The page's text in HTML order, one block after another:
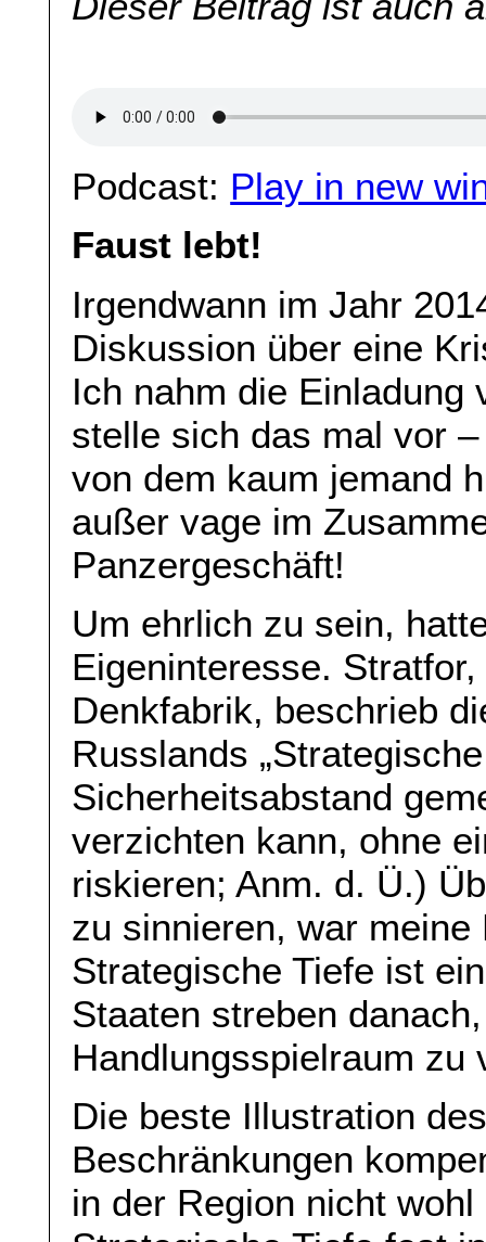
Podcast: Play in new
Faust lebt!
Irgendwann im Jahr
Diskussion über eine
Ich nahm die Einladung
stelle sich das mal vor
von dem kaum jemand
außer vage im
Panzergeschäft!
Um ehrlich zu sein,
Eigeninteresse.
Denkfabrik, beschrieb
Russlands
Sicherheitsabstand
verzichten kann, ohne
riskieren; Anm. d. Ü.)
zu sinnieren, war
Strategische Tiefe ist
Staaten streben
Handlungsspielraum zu
Die beste Illustration
Beschränkungen
in der Region nicht